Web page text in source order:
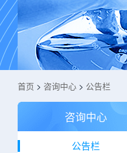
首页 > 咨询中心 > 公告栏
咨询中心
公告栏